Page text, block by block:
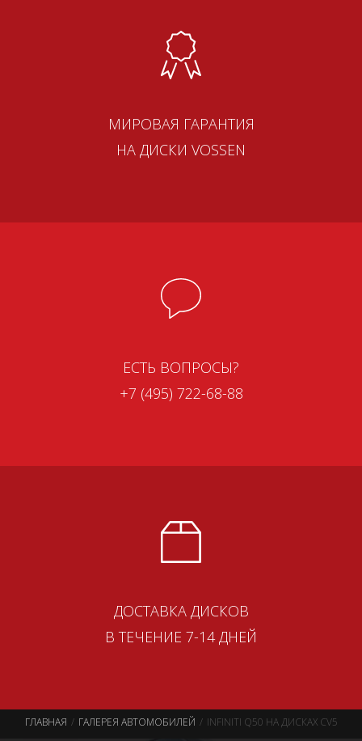
МИРОВАЯ ГАРАНТИЯ
НА ДИСКИ VOSSEN
ЕСТЬ ВОПРОСЫ?
+7 (495) 722-68-88
ДОСТАВКА ДИСКОВ
В ТЕЧЕНИЕ 7-14 ДНЕЙ
ГЛАВНАЯ ГАЛЕРЕЯ АВТОМОБИЛЕЙ INFINITI Q50 НА ДИСКАХ CV5